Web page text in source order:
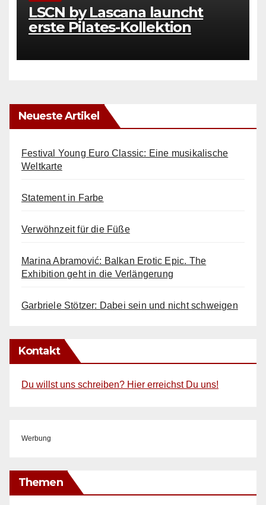
LSCN by Lascana launcht
erste Pilates-Kollektion
Neueste Artikel
Festival Young Euro Classic: Eine musikalische
Weltkarte
Statement in Farbe
Verwöhnzeit für die Füße
Marina Abramović: Balkan Erotic Epic. The
Exhibition geht in die Verlängerung
Garbriele Stötzer: Dabei sein und nicht schweigen
Kontakt
Du willst uns schreiben? Hier erreichst Du uns!
Werbung
Themen